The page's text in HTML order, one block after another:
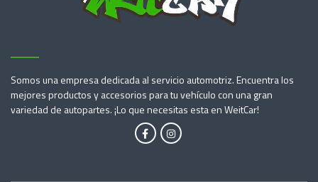
Somos una empresa dedicada al servicio automotriz. Encuentra los
mejores productos y accesorios para tu vehículo con una gran
variedad de autopartes. ¡Lo que necesitas esta en WeitCar!